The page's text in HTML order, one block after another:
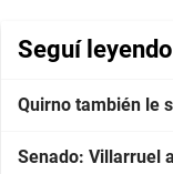
Seguí leyendo
Quirno también le
Senado: Villarruel